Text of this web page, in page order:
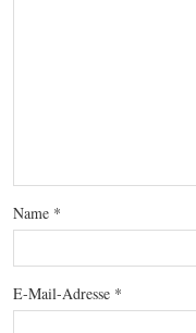
Name *
E-Mail-Adresse *